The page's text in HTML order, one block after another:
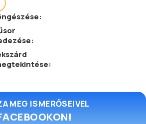
MEG ISMERŐSEIVEL